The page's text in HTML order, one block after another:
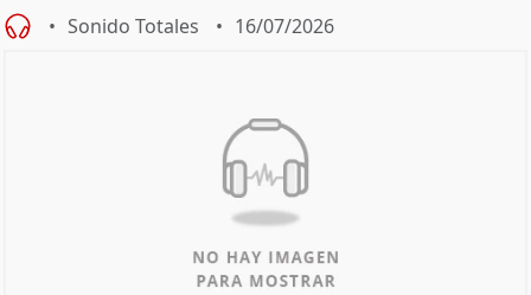
Sonido Totales 16/07/2026